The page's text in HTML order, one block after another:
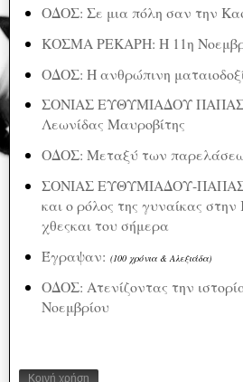
ΟΔΟΣ: Σε μια πόλη σαν την
ΚΟΣΜΑ ΡΕΚΑΡΗ: Η 11η
ΟΔΟΣ: Η ανθρώπινη
ΣΟΝΙΑΣ ΕΥΘΥΜΙΑΔΟΥ
Λεωνίδας Μαυροβίτης
ΟΔΟΣ: Μεταξύ των
ΣΟΝΙΑΣ ΕΥΘΥΜΙΑΔΟΥ-
και ο ρόλος της γυναίκας
χθεςκαι του σήμερα
Έγραψαν: (100 χρόνια & Αλεξιάδα)
ΟΔΟΣ: Ατενίζοντας την
Νοεμβρίου
Κοινή χρήση